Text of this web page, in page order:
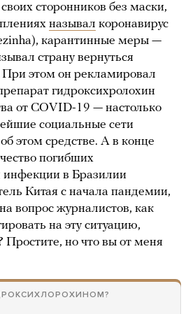
сторонников без маски,
называл коронавирус
карантинные меры —
страну вернуться
При этом он рекламировал
гидроксихролохин
от COVID-19 — настолько
социальные сети
этом средстве. А в конце
погибших
инфекции в Бразилии
Китая с начала пандемии,
вопрос журналистов, как
на эту ситуацию,
Простите, но что вы от меня